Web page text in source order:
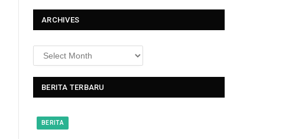
ARCHIVES
BERITA TERBARU
BERITA